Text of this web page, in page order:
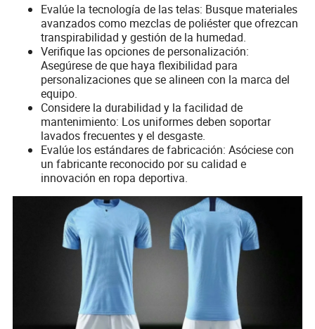
Evalúe la tecnología de las telas: Busque materiales
avanzados como mezclas de poliéster que ofrezcan
transpirabilidad y gestión de la humedad.
Verifique las opciones de personalización:
Asegúrese de que haya flexibilidad para
personalizaciones que se alineen con la marca del
equipo.
Considere la durabilidad y la facilidad de
mantenimiento: Los uniformes deben soportar
lavados frecuentes y el desgaste.
Evalúe los estándares de fabricación: Asóciese con
un fabricante reconocido por su calidad e
innovación en ropa deportiva.